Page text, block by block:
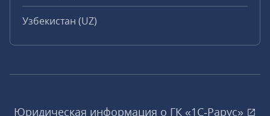
Узбекистан (UZ)
Юридическая информация о ГК «1С‑Рарус»